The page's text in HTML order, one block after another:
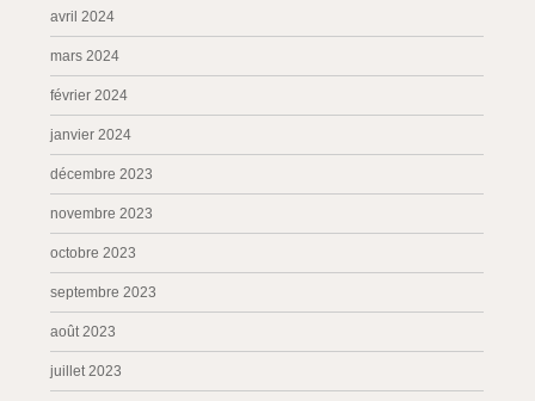
avril 2024
mars 2024
février 2024
janvier 2024
décembre 2023
novembre 2023
octobre 2023
septembre 2023
août 2023
juillet 2023